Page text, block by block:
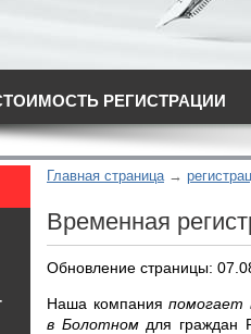
РЕГИСТРАЦИИ
Главная страница
Временная
Обновление страницы:
Наша компанияпомогает
в Болотном для граждан